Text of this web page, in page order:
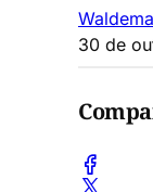
30 de